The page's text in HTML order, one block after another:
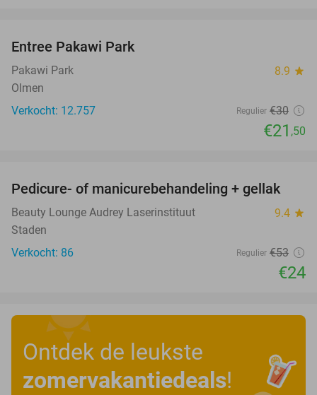
Entree Pakawi Park
Pakawi Park 8.9 star
Olmen
Verkocht: 12.757
Regulier €30
€21 ,50
55%
Pedicure- of manicurebehandeling + gellak
Beauty Lounge Audrey Laserinstituut 9.4 star
Staden
Verkocht: 86
Regulier €53
€24
Ontdek de leukste
zomervakantiedeals!